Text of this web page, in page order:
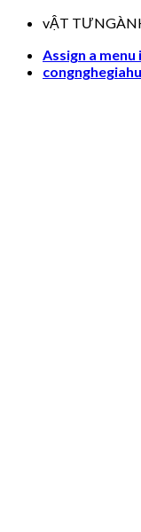
Skip
content
vẬT
Assign a